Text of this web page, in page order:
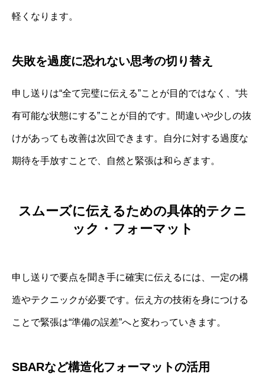
軽くなります。
失敗を過度に恐れない思考の切り替え
申し送りは“全て完璧に伝える”ことが目的ではなく、“共
有可能な状態にする”ことが目的です。間違いや少しの抜
けがあっても改善は次回できます。自分に対する過度な
期待を手放すことで、自然と緊張は和らぎます。
スムーズに伝えるための具体的テクニ
ック・フォーマット
申し送りで要点を聞き手に確実に伝えるには、一定の構
造やテクニックが必要です。伝え方の技術を身につける
ことで緊張は“準備の誤差”へと変わっていきます。
SBARなど構造化フォーマットの活用